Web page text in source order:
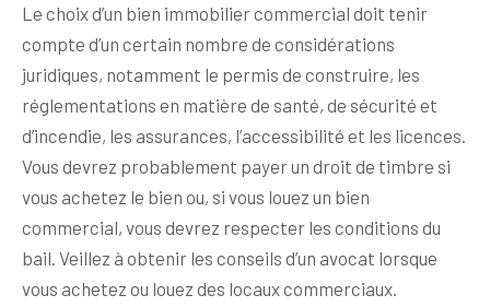
Le choix d’un bien immobilier commercial doit tenir
compte d’un certain nombre de considérations
juridiques, notamment le permis de construire, les
réglementations en matière de santé, de sécurité et
d’incendie, les assurances, l’accessibilité et les licences.
Vous devrez probablement payer un droit de timbre si
vous achetez le bien ou, si vous louez un bien
commercial, vous devrez respecter les conditions du
bail. Veillez à obtenir les conseils d’un avocat lorsque
vous achetez ou louez des locaux commerciaux.